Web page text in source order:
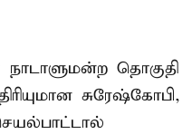
நாடாளுமன்ற தொகுதி
சுரேஷ்கோபி,